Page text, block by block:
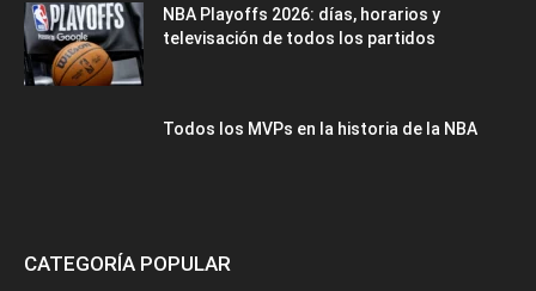
NBA Playoffs 2026: días, horarios y
televisación de todos los partidos
Todos los MVPs en la historia de la NBA
CATEGORÍA POPULAR